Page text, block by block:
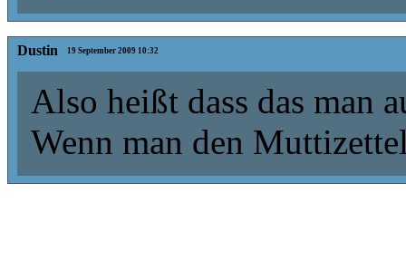
Dustin 19 September 2009 10:32
Also heißt dass das man
Wenn man den